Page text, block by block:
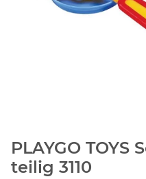
PLAYGO TOYS
teilig 3110